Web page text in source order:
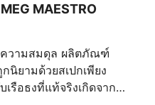
บายความร้อน อุปกรณ์
ที่สามที่เข้ากันได้จาก
นได้ที่กว้างขวางช่วยลด
มต้องการใช้
สิ้นเปลืองทรัพยากรที่มี
ะที่เก็บข้อมูลของคุณ
MAESTRO
มดุล ผลิตภัณฑ์
นิยามด้วยสเปกเพียง
เรือธงที่แท้จริงเกิดจาก